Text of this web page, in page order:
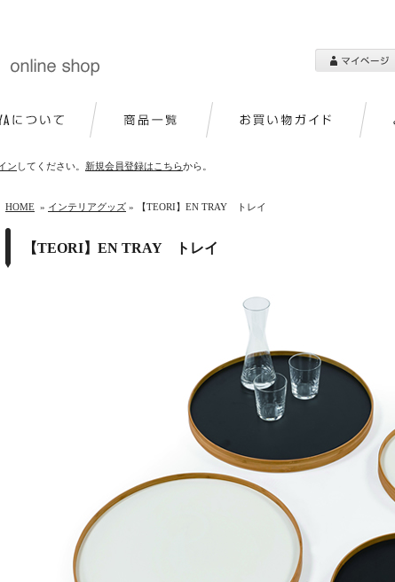
ン してください。 新規会員登録はこちらから。
HOME » インテリアグッズ » 【TEORI】EN TRAY トレイ
【TEORI】EN TRAY トレイ